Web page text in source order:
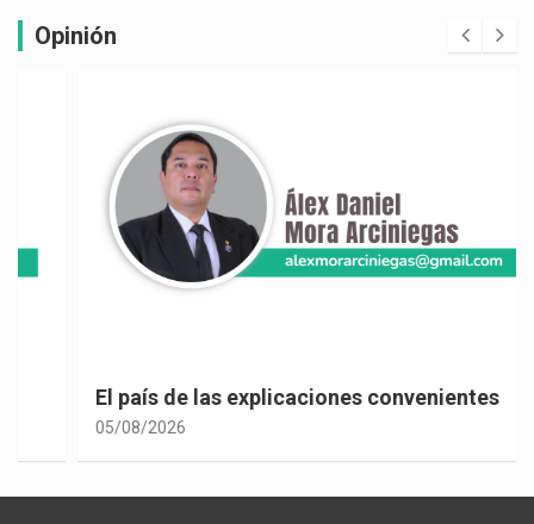
Opinión
El país de las explicaciones convenientes
05/08/2026